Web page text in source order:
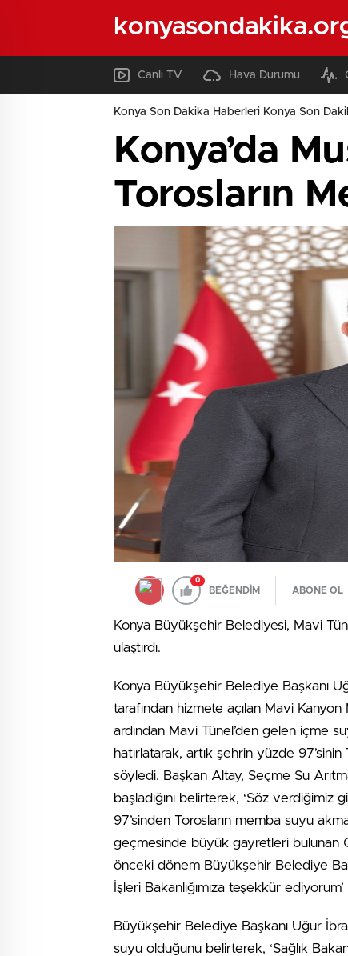
Canlı TV Hava Durumu
Konya Son Dakika Haberleri Konya Son
Konya’da
Torosların
0
BEĞENDİM ABONE OL
Konya Büyükşehir Belediyesi, Mavi
ulaştırdı.
Konya Büyükşehir Belediye Başkanı
tarafından hizmete açılan Mavi
ardından Mavi Tünel’den gelen içme
hatırlatarak, artık şehrin yüzde
söyledi. Başkan Altay, Seçme Su
başladığını belirterek, ‘Söz
97’sinden Torosların memba suyu
geçmesinde büyük gayretleri bulunan
önceki dönem Büyükşehir Belediye
İşleri Bakanlığımıza teşekkür
Büyükşehir Belediye Başkanı Uğur
suyu olduğunu belirterek, ‘Sağlık